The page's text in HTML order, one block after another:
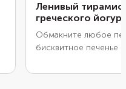
Ленивый
греческого
Обмакните любое
бисквитное печенье
и дайте настояться в